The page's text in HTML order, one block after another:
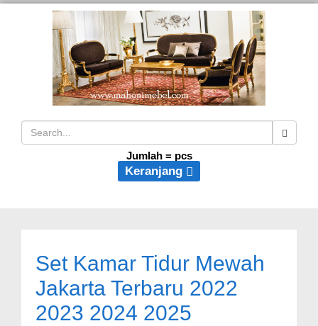
Jumlah = pcs
Keranjang
Set Kamar Tidur Mewah
Jakarta Terbaru 2022
2023 2024 2025